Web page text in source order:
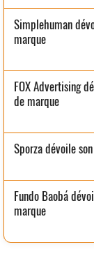
Simplehuman
marque
FOX Advertising
de marque
Sporza dévoile
Fundo Baobá
marque